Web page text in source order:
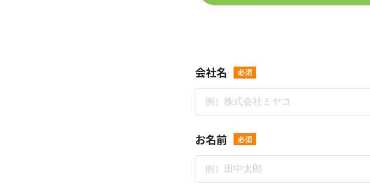
会社名 必須
お名前 必須